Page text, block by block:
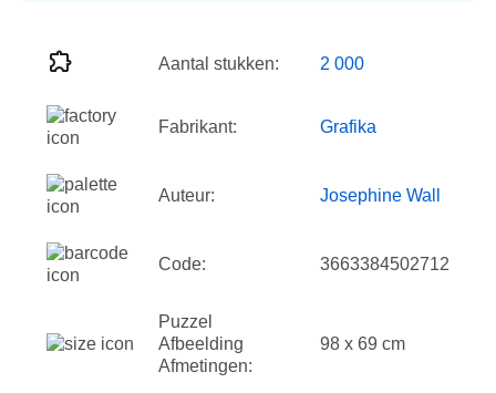
Aantal stukken: 2 000
Fabrikant: Grafika
Auteur: Josephine Wall
Code: 3663384502712
Puzzel
Afbeelding
Afmetingen:
98 x 69 cm